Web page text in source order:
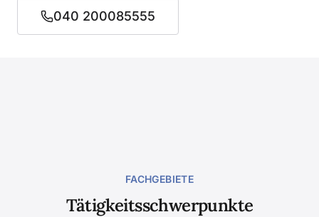
040 200085555
FACHGEBIETE
Tätigkeitsschwerpunkte